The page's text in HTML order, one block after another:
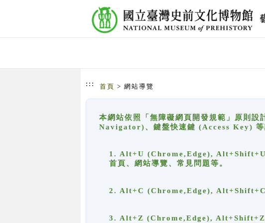
::: 首頁 > 網站導覽
本網站依照「無障礙網頁開發規範」原則
Navigator)、鍵盤快速鍵 (Access Key) 等
1. Alt+U (Chrome,Edge), Alt+Shift+U
首頁、網站導覽、常見問題等。
2. Alt+C (Chrome,Edge), Alt+Shift+C
3. Alt+Z (Chrome,Edge), Alt+Shift+Z